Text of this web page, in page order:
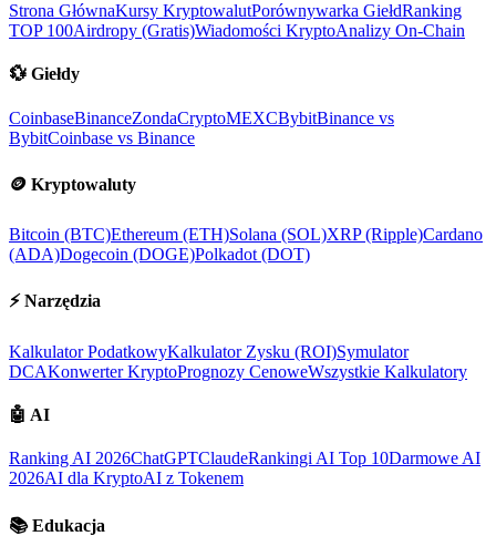
Strona GłównaKursy KryptowalutPorównywarka GiełdRanking
TOP 100Airdropy (Gratis)Wiadomości KryptoAnalizy On-Chain
💱 Giełdy
CoinbaseBinanceZondaCryptoMEXCBybitBinance vs
BybitCoinbase vs Binance
🪙 Kryptowaluty
Bitcoin (BTC)Ethereum (ETH)Solana (SOL)XRP (Ripple)Cardano
(ADA)Dogecoin (DOGE)Polkadot (DOT)
⚡ Narzędzia
Kalkulator PodatkowyKalkulator Zysku (ROI)Symulator
DCAKonwerter KryptoPrognozy CenoweWszystkie Kalkulatory
🤖 AI
Ranking AI 2026ChatGPTClaudeRankingi AI Top 10Darmowe AI
2026AI dla KryptoAI z Tokenem
📚 Edukacja